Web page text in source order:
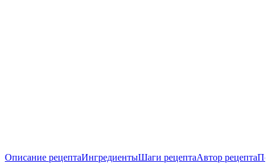
Описание рецептаИнгредиентыШаги рецептаАвтор рецепта